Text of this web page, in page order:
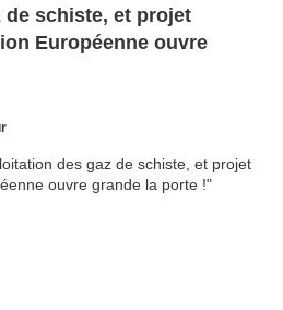
schiste, et projet
Européenne ouvre